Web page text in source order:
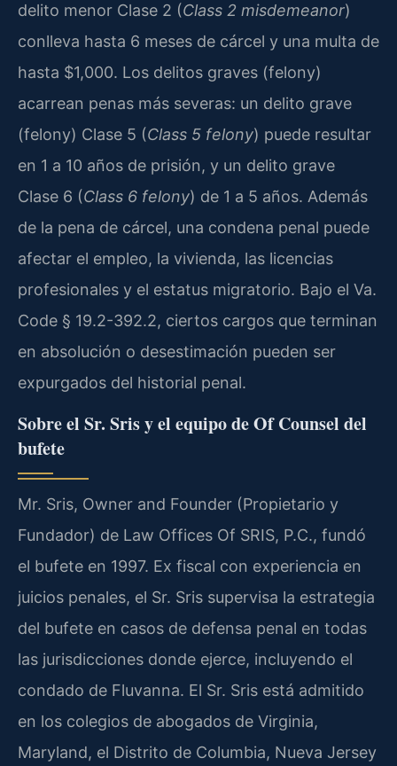
delito menor Clase 2 (Class 2 misdemeanor)
conlleva hasta 6 meses de cárcel y una multa de
hasta $1,000. Los delitos graves (felony)
acarrean penas más severas: un delito grave
(felony) Clase 5 (Class 5 felony) puede resultar
en 1 a 10 años de prisión, y un delito grave
Clase 6 (Class 6 felony) de 1 a 5 años. Además
de la pena de cárcel, una condena penal puede
afectar el empleo, la vivienda, las licencias
profesionales y el estatus migratorio. Bajo el Va.
Code § 19.2-392.2, ciertos cargos que terminan
en absolución o desestimación pueden ser
expurgados del historial penal.
Sobre el Sr. Sris y el equipo de Of Counsel del
bufete
Mr. Sris, Owner and Founder (Propietario y
Fundador) de Law Offices Of SRIS, P.C., fundó
el bufete en 1997. Ex fiscal con experiencia en
juicios penales, el Sr. Sris supervisa la estrategia
del bufete en casos de defensa penal en todas
las jurisdicciones donde ejerce, incluyendo el
condado de Fluvanna. El Sr. Sris está admitido
en los colegios de abogados de Virginia,
Maryland, el Distrito de Columbia, Nueva Jersey